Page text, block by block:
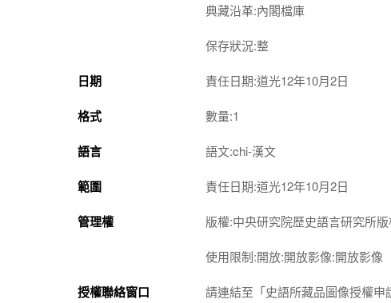
典藏沿革:內閣檔庫
保存狀況:整
日期 責任日期:道光12年10月2日
格式 數量:1
語言 語文:chi-漢文
範圍 責任日期:道光12年10月2日
管理權 版權:中央研究院歷史語言研究所
使用限制:開放:開放影像:開放影像
授權聯絡窗口
請連結至「史語所藏品圖像授權申